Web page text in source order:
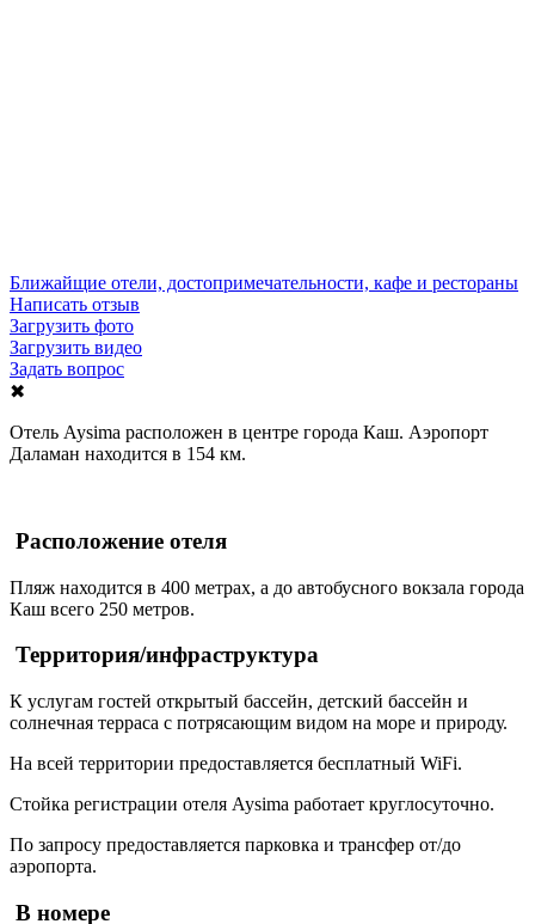
Ближайщие отели, достопримечательности, кафе и рестораны
Написать отзыв
Загрузить фото
Загрузить видео
Задать вопрос
✖
Отель Aysima расположен в центре города Каш. Аэропорт
Даламан находится в 154 км.
Расположение отеля
Пляж находится в 400 метрах, а до автобусного вокзала города
Каш всего 250 метров.
Территория/инфраструктура
К услугам гостей открытый бассейн, детский бассейн и
солнечная терраса с потрясающим видом на море и природу.
На всей территории предоставляется бесплатный WiFi.
Стойка регистрации отеля Aysima работает круглосуточно.
По запросу предоставляется парковка и трансфер от/до
аэропорта.
В номере